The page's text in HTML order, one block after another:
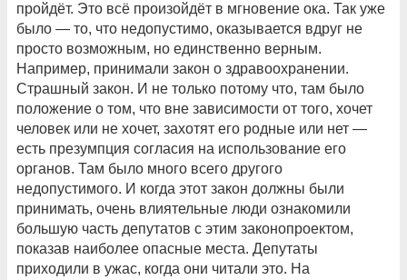
пройдёт. Это всё произойдёт в мгновение ока. Так уже
было — то, что недопустимо, оказывается вдруг не
просто возможным, но единственно верным.
Например, принимали закон о здравоохранении.
Страшный закон. И не только потому что, там было
положение о том, что вне зависимости от того, хочет
человек или не хочет, захотят его родные или нет —
есть презумпция согласия на использование его
органов. Там было много всего другого
недопустимого. И когда этот закон должны были
принимать, очень влиятельные люди ознакомили
большую часть депутатов с этим законопроектом,
показав наиболее опасные места. Депутаты
приходили в ужас, когда они читали это. На